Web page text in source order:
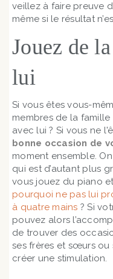
veillez à faire preuve
même si le résultat
Jouez de
lui
Si vous êtes vous-
membres de la
avec lui ? Si vous ne
bonne occasion de
moment ensemble.
qui est d’autant plus
vous jouez du piano
pourquoi ne pas lui
à quatre mains ? Si
pouvez alors
de trouver des
ses frères et sœurs
créer une stimulation.